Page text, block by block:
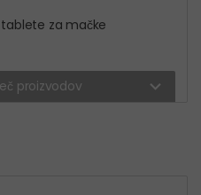
za mačke
proizvodov expand_more